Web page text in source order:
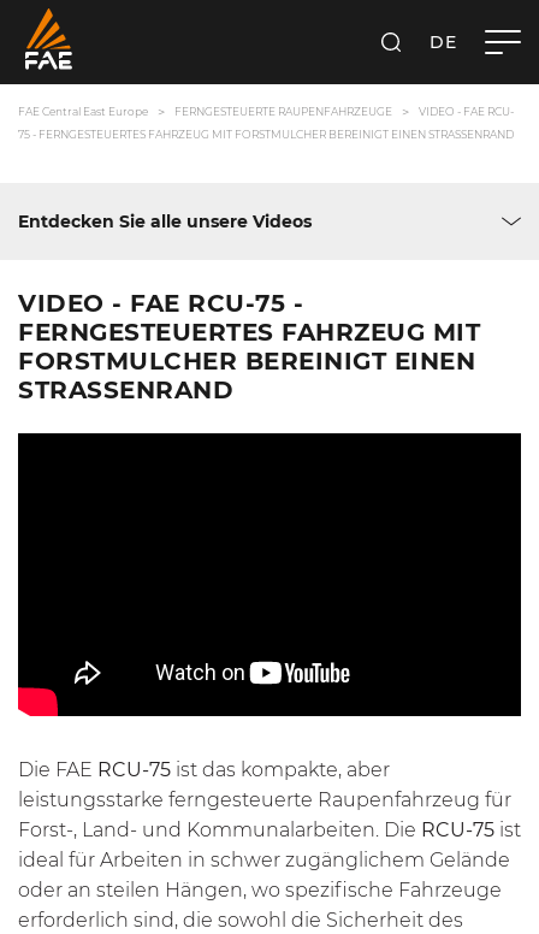
SUCHEN
DE
FAE Central East Europe FERNGESTEUERTE RAUPENFAHRZEUGE
VIDEO - FAE RCU-
75 - FERNGESTEUERTES FAHRZEUG MIT FORSTMULCHER BEREINIGT EINEN STRASSENRAND
Entdecken Sie alle unsere Videos
VIDEO - FAE RCU-75 -
FERNGESTEUERTES FAHRZEUG MIT
FORSTMULCHER BEREINIGT EINEN
STRASSENRAND
Die FAE RCU-75 ist das kompakte, aber
leistungsstarke ferngesteuerte Raupenfahrzeug für
Forst-, Land- und Kommunalarbeiten. Die RCU-75 ist
ideal für Arbeiten in schwer zugänglichem Gelände
oder an steilen Hängen, wo spezifische Fahrzeuge
erforderlich sind, die sowohl die Sicherheit des